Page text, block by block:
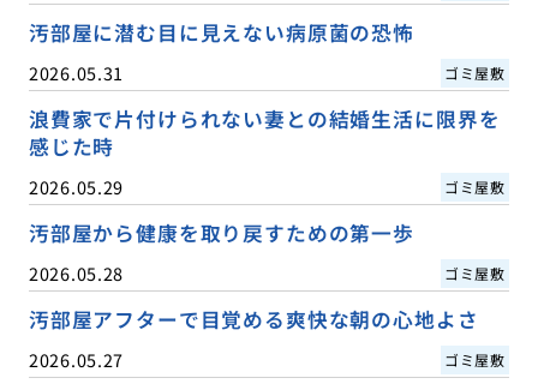
汚部屋に潜む目に見えない病原菌の恐怖
2026.05.31 ゴミ屋敷
浪費家で片付けられない妻との結婚生活に限界を
感じた時
2026.05.29 ゴミ屋敷
汚部屋から健康を取り戻すための第一歩
2026.05.28 ゴミ屋敷
汚部屋アフターで目覚める爽快な朝の心地よさ
2026.05.27 ゴミ屋敷